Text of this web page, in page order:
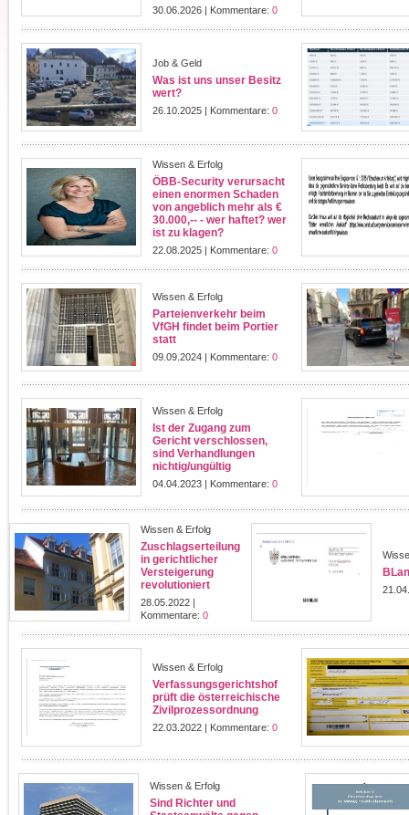
30.06.2026 | Kommentare: 0
Job & Geld
Was ist uns unser Besitz
wert?
26.10.2025 | Kommentare: 0
Wissen & Erfolg
ÖBB-Security verursacht
einen enormen Schaden
von angeblich mehr als €
30.000,-- - wer haftet? wer
ist zu klagen?
22.08.2025 | Kommentare: 0
Wissen & Erfolg
Parteienverkehr beim
VfGH findet beim Portier
statt
09.09.2024 | Kommentare: 0
Wissen & Erfolg
Ist der Zugang zum
Gericht verschlossen,
sind Verhandlungen
nichtig/ungültig
04.04.2023 | Kommentare: 0
Wissen & Erfolg
Zuschlagserteilung
in gerichtlicher
Versteigerung
revolutioniert
28.05.2022 |
Kommentare: 0
Wissen & Erfolg
Verfassungsgerichtshof
prüft die österreichische
Zivilprozessordnung
22.03.2022 | Kommentare: 0
Wissen & Erfolg
Sind Richter und